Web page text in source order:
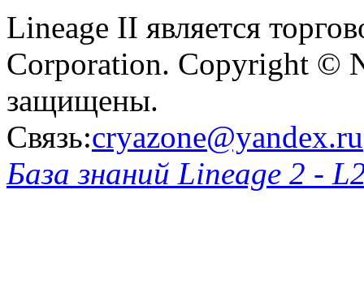
Lineage II является
Corporation. Copyright ©
защищены.
Связь:cryazone@yandex.ru
База знаний Lineage 2 -